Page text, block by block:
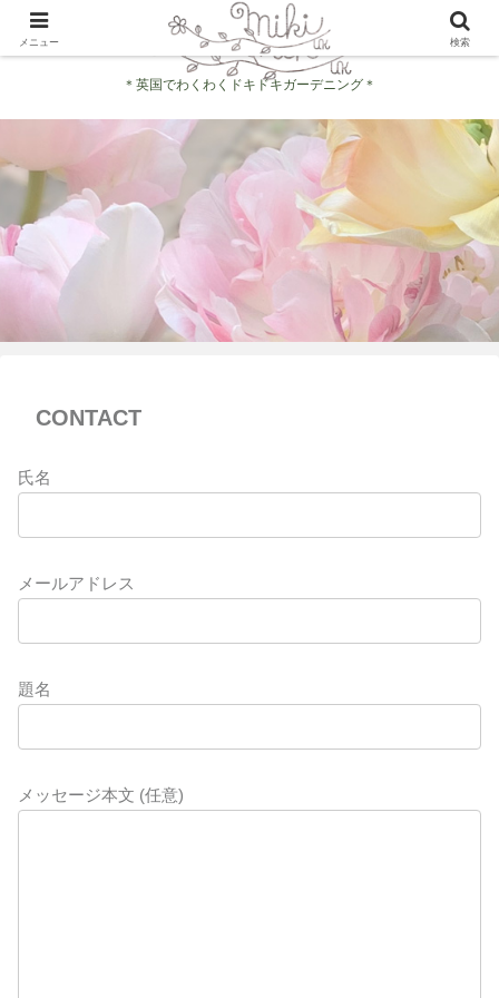
＊英国でわくわくドキドキガーデニング＊
CONTACT
氏名
メールアドレス
題名
メッセージ本文 (任意)
メニュー 検索